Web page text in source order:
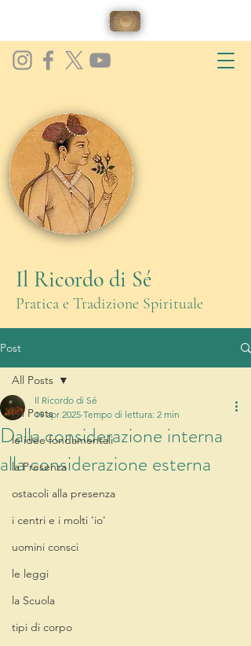
Il Ricordo di Sé
Pratica e Tradizione Spirituale
Post
All Posts
le idee fondamentali
la Presenza
ostacoli alla presenza
i centri e i molti 'io'
uomini consci
le leggi
la Scuola
tipi di corpo
All Posts
Dalla considerazione interna
alla considerazione esterna
Il Ricordo di Sé
19 apr 2025 Tempo di lettura: 2 min